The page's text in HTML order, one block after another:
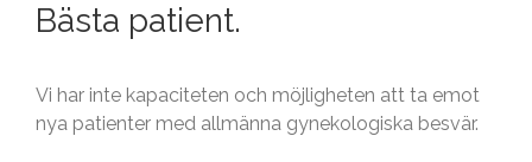
Bästa patient.
Vi har inte kapaciteten och möjligheten att ta emot
nya patienter med allmänna gynekologiska besvär.